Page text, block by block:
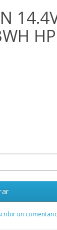
HP
un